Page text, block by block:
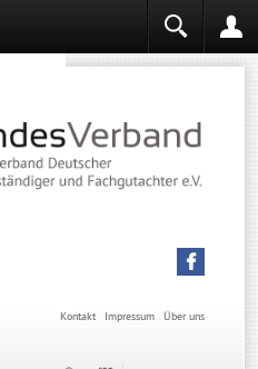
Über uns
Impressum
Kontakt